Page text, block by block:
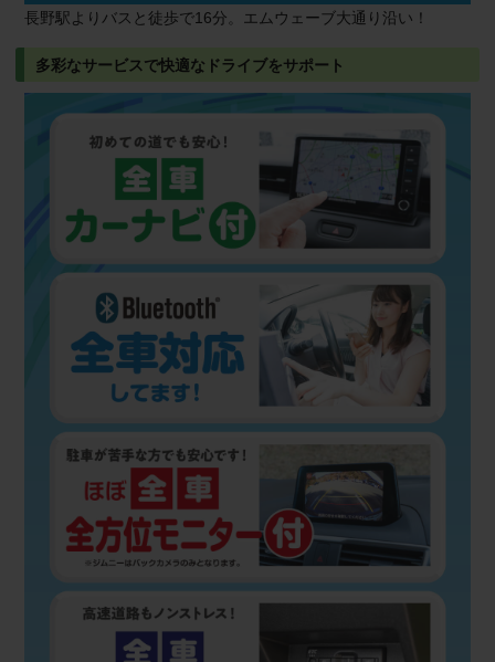
長野駅よりバスと徒歩で16分。エムウェーブ大通り沿い！
多彩なサービスで快適なドライブをサポート